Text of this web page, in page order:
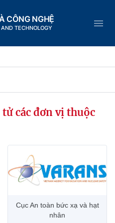
CÔNG NGHỆ
TECHNOLOGY
các đơn vị thuộc
Cục An toàn bức xạ và hạt
nhân